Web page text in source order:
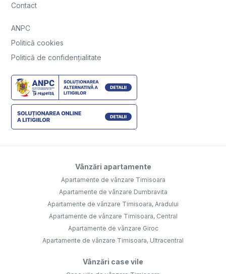
Contact
ANPC
Politică cookies
Politică de confidențialitate
Vânzări apartamente
Apartamente de vânzare Timisoara
Apartamente de vânzare Dumbravita
Apartamente de vânzare Timisoara, Aradului
Apartamente de vânzare Timisoara, Central
Apartamente de vânzare Giroc
Apartamente de vânzare Timisoara, Ultracentral
Vânzări case vile